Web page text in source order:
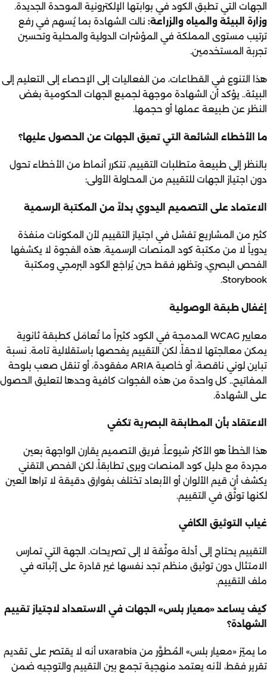
الجهات التي تطبق الكود في بوابتها الإلكترونية الموحدة الجديدة.
وزارة البيئة والمياه والزراعة: نالت الشهادة بما يُسهم في رفع
ترتيب مستوى المملكة في المؤشرات الدولية والمحلية وتحسين
تجربة المستخدمين.
هذا التنوع في القطاعات، من الفعاليات إلى الإحصاء إلى التعليم إلى
البيئة.. يؤكد أن الشهادة موجهة لجميع الجهات الحكومية بغض
النظر عن طبيعة عملها أو حجمها.
ما الأخطاء الشائعة التي تعيق الجهات عن الحصول عليها؟
بالنظر إلى طبيعة متطلبات التقييم، تتكرر أنماط من الأخطاء تحول
دون اجتياز الجهات للتقييم من المحاولة الأولى:
الاعتماد على التصميم اليدوي بدلاً من المكتبة الرسمية
كثير من المشاريع تفشل في اجتياز التقييم لأن المكونات منفذة
يدوياً لا من مكتبة كود المنصات الرسمية. هذه الفجوة لا يكشفها
الفحص البصري، وتظهر فقط حين يُراجَع الكود البرمجي ومكتبة
Storybook.
إغفال طبقة الوصولية
معايير WCAG المدمجة في الكود كثيراً ما تُعامَل كطبقة ثانوية
يمكن معالجتها لاحقاً، لكن التقييم يفحصها باستقلالية تامة. نسبة
تباين لوني ناقصة، أو خاصية ARIA مفقودة، أو تنقل صعب بلوحة
المفاتيح.. كل واحدة من هذه الفجوات كافية وحدها لتعليق الحصول
على الشهادة.
الاعتقاد بأن المطابقة البصرية تكفي
هذا الخطأ هو الأكثر شيوعاً. فريق التصميم يقارن الواجهة بعين
مجردة مع دليل كود المنصات ويرى تطابقاً، لكن الفحص التقني
يكشف أن قيم الألوان أو الأبعاد تختلف بفوارق دقيقة لا تراها العين
لكنها توثَّق في التقييم.
غياب التوثيق الكافي
التقييم يحتاج إلى أدلة موثّقة لا إلى تصريحات. الجهة التي تمارس
الامتثال دون توثيق منظم تجد نفسها غير قادرة على إثباته في
ملف التقييم.
كيف يساعد «معيار بلس» الجهات في الاستعداد لاجتياز تقييم
الشهادة؟
ما يميّز «معيار بلس» المُطوَّر من uxarabia أنه لا يقتصر على تقديم
تقرير فقط، لأنه يعتمد منهجية تجمع بين التقييم والتوجيه ضمن